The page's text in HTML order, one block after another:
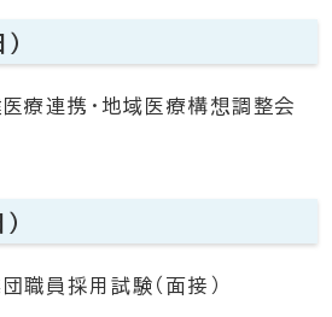
療連携・地域医療構想調整会
職員採用試験（面接）